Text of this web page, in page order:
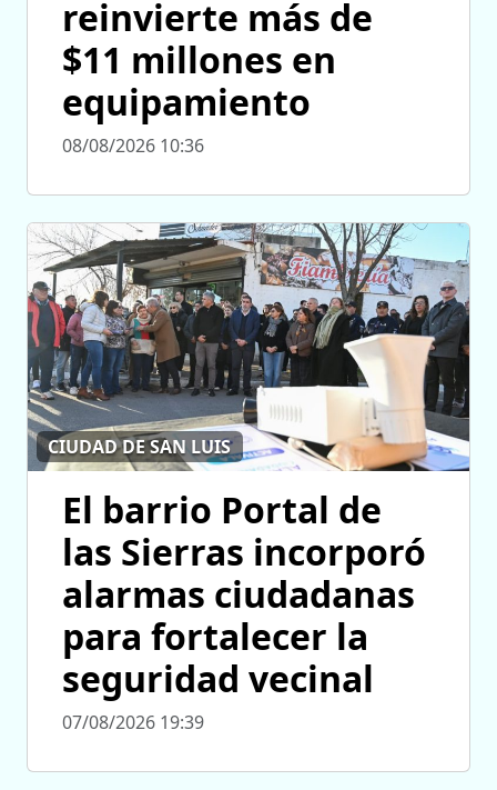
reinvierte más de
$11 millones en
equipamiento
08/08/2026 10:36
CIUDAD DE SAN LUIS
El barrio Portal de
las Sierras incorporó
alarmas ciudadanas
para fortalecer la
seguridad vecinal
07/08/2026 19:39